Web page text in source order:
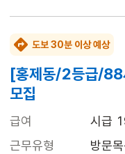
도보 30분 이상 예상
[홍제동/2등급/88
모집
급여
시급
근무유형
방문